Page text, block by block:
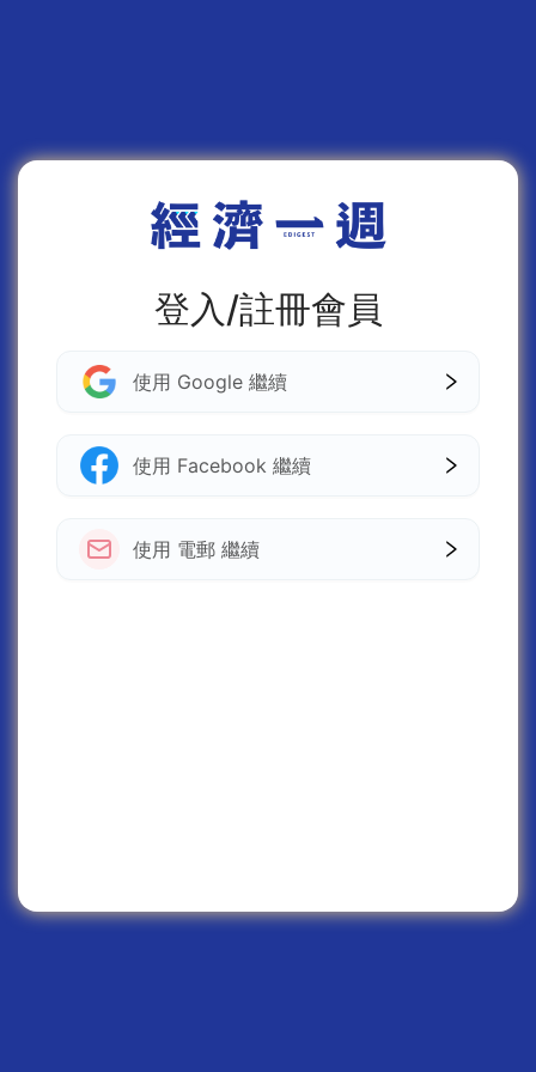
登入/註冊會員
使用 Google 繼續
使用 Facebook 繼續
使用 電郵 繼續